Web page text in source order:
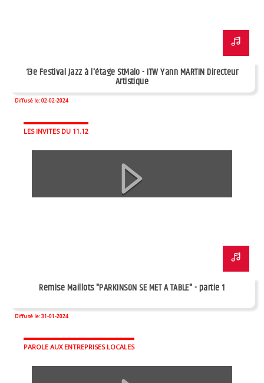
13e Festival Jazz à l'étage StMalo - ITW Yann MARTIN Directeur
Artistique
Diffusé le: 02-02-2024
LES INVITES DU 11.12
Remise Maillots "PARKINSON SE MET A TABLE" - partie 1
Diffusé le: 31-01-2024
PAROLE AUX ENTREPRISES LOCALES